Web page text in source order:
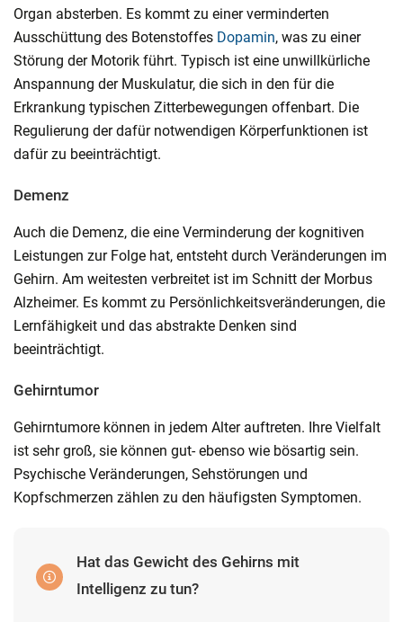
Organ absterben. Es kommt zu einer verminderten
Ausschüttung des Botenstoffes Dopamin, was zu einer
Störung der Motorik führt. Typisch ist eine unwillkürliche
Anspannung der Muskulatur, die sich in den für die
Erkrankung typischen Zitterbewegungen offenbart. Die
Regulierung der dafür notwendigen Körperfunktionen ist
dafür zu beeinträchtigt.
Demenz
Auch die Demenz, die eine Verminderung der kognitiven
Leistungen zur Folge hat, entsteht durch Veränderungen im
Gehirn. Am weitesten verbreitet ist im Schnitt der Morbus
Alzheimer. Es kommt zu Persönlichkeitsveränderungen, die
Lernfähigkeit und das abstrakte Denken sind
beeinträchtigt.
Gehirntumor
Gehirntumore können in jedem Alter auftreten. Ihre Vielfalt
ist sehr groß, sie können gut- ebenso wie bösartig sein.
Psychische Veränderungen, Sehstörungen und
Kopfschmerzen zählen zu den häufigsten Symptomen.
Hat das Gewicht des Gehirns mit
Intelligenz zu tun?